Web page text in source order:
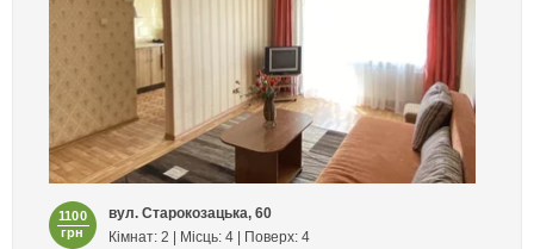
1100
грн
вул. Старокозацька, 60
Кімнат: 2 | Місць: 4 | Поверх: 4